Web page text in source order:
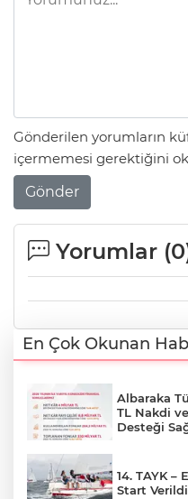
Gönderilen yorumların
içermemesi gerektiğini
Gönder
Yorumlar (0
En Çok Okunan
Albaraka
TL Nakdi
Desteği
14. TAYK
Start Verildi